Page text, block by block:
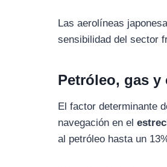
Las aerolíneas
sensibilidad del sector
Petróleo, gas
El factor determinante
navegación en el
al petróleo hasta un